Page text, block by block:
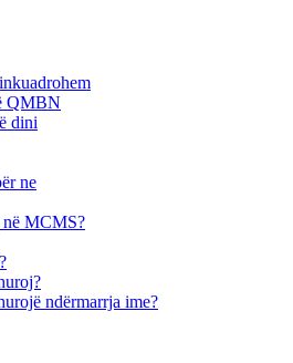
QMBN
dini
ne
në MCMS?
ndërmarrja ime?